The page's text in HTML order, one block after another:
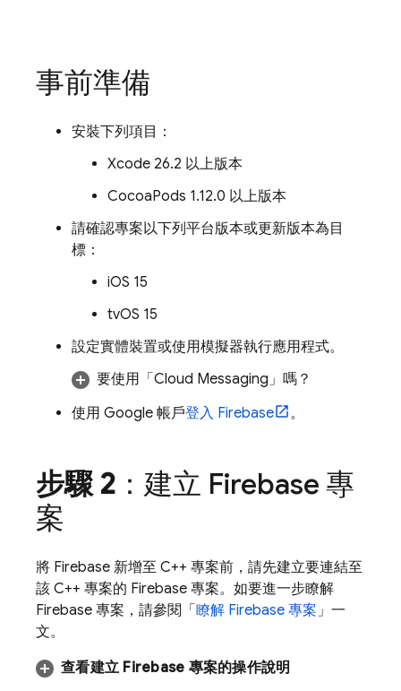
事前準備
安裝下列項目：
Xcode 26.2 以上版本
CocoaPods 1.12.0 以上版本
請確認專案以下列平台版本或更新版本為目
標：
iOS 15
tvOS 15
設定實體裝置或使用模擬器執行應用程式。
要使用「 Cloud Messaging」嗎？
使用 Google 帳戶登入 Firebase 。
步驟 2 ：建立 Firebase 專
案
將 Firebase 新增至 C++ 專案前，請先建立要連結至
該 C++ 專案的 Firebase 專案。如要進一步瞭解
Firebase 專案，請參閱「 瞭解 Firebase 專案」一
文。
查看建立 Firebase 專案的操作說明